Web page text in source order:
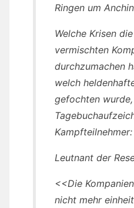
Ringen um
Welche Krisen
vermischten
durchzumachen
welch
gefochten
Kampfteilnehmer:
Leutnant der
<<Die
nicht mehr